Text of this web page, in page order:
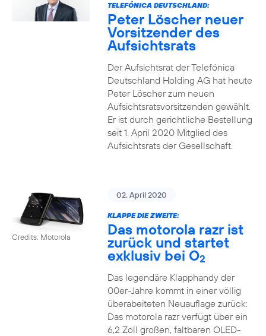
TELEFÓNICA DEUTSCHLAND:
Peter Löscher neuer
Vorsitzender des
Aufsichtsrats
Der Aufsichtsrat der Telefónica
Deutschland Holding AG hat heute
Peter Löscher zum neuen
Aufsichtsratsvorsitzenden gewählt.
Er ist durch gerichtliche Bestellung
seit 1. April 2020 Mitglied des
Aufsichtsrats der Gesellschaft.
Credits: Motorola
02. April 2020
KLAPPE DIE ZWEITE:
Das motorola razr ist
zurück und startet
exklusiv bei O2
Das legendäre Klapphandy der
00er-Jahre kommt in einer völlig
überabeiteten Neuauflage zurück:
Das motorola razr verfügt über ein
6,2 Zoll großen, faltbaren OLED-